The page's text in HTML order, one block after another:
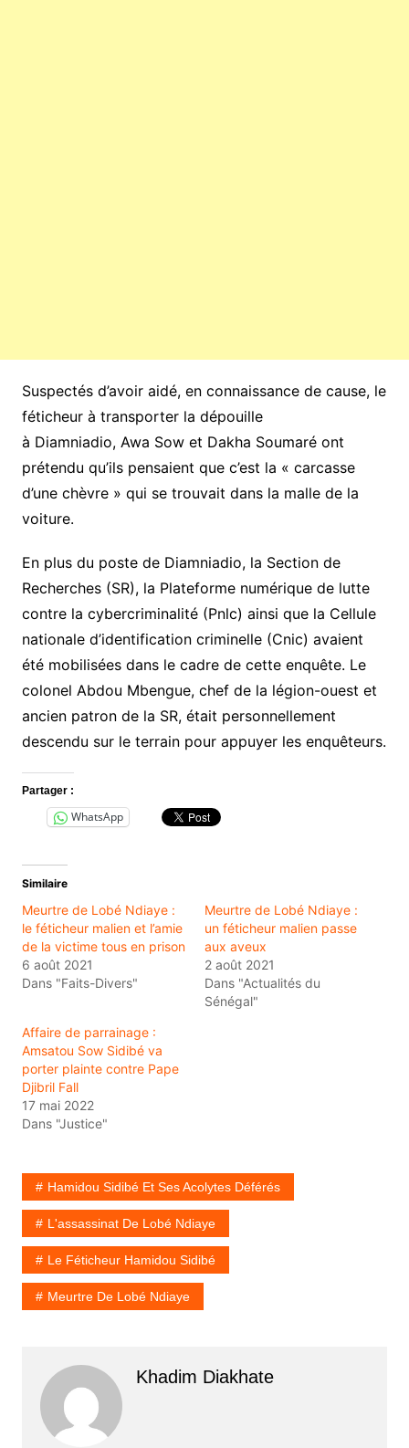
Suspectés d’avoir aidé, en connaissance de cause, le
féticheur à transporter la dépouille
à Diamniadio, Awa Sow et Dakha Soumaré ont
prétendu qu’ils pensaient que c’est la « carcasse
d’une chèvre » qui se trouvait dans la malle de la
voiture.
En plus du poste de Diamniadio, la Section de
Recherches (SR), la Plateforme numérique de lutte
contre la cybercriminalité (Pnlc) ainsi que la Cellule
nationale d’identification criminelle (Cnic) avaient
été mobilisées dans le cadre de cette enquête. Le
colonel Abdou Mbengue, chef de la légion-ouest et
ancien patron de la SR, était personnellement
descendu sur le terrain pour appuyer les enquêteurs.
Partager :
WhatsApp
Similaire
Meurtre de Lobé Ndiaye :
le féticheur malien et l’amie
de la victime tous en prison
6 août 2021
Dans "Faits-Divers"
Meurtre de Lobé Ndiaye :
un féticheur malien passe
aux aveux
2 août 2021
Dans "Actualités du
Sénégal"
Affaire de parrainage :
Amsatou Sow Sidibé va
porter plainte contre Pape
Djibril Fall
17 mai 2022
Dans "Justice"
Hamidou Sidibé Et Ses Acolytes Déférés
L'assassinat De Lobé Ndiaye
Le Féticheur Hamidou Sidibé
Meurtre De Lobé Ndiaye
Khadim Diakhate